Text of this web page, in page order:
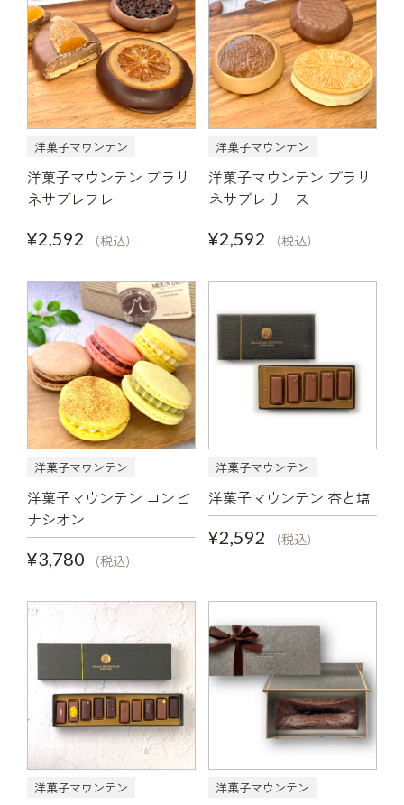
洋菓子マウンテン
洋菓子マウンテン プラリ
ネサブレフレ
¥2,592
(税込)
洋菓子マウンテン
洋菓子マウンテン プラリ
ネサブレリース
¥2,592
(税込)
洋菓子マウンテン
洋菓子マウンテン コンビ
ナシオン
¥3,780
(税込)
洋菓子マウンテン
洋菓子マウンテン 杏と塩
¥2,592
(税込)
洋菓子マウンテン 洋菓子マウンテン